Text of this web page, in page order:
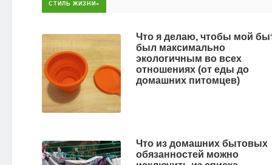
СТИЛЬ ЖИЗНИ»
Что я делаю, чтобы мой
был максимально
экологичным во всех
отношениях (от еды до
домашних питомцев)
Что из домашних бытовых
обязанностей можно